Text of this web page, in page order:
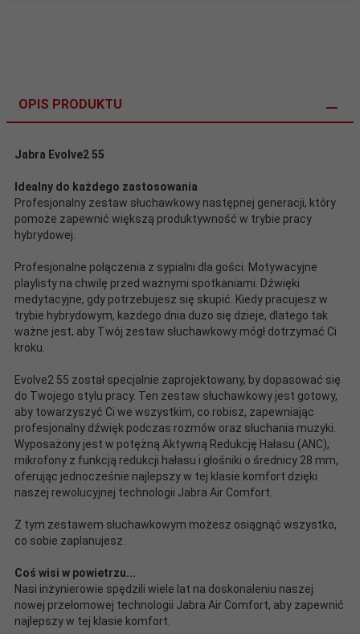
OPIS PRODUKTU
Jabra Evolve2 55
Idealny do każdego zastosowania
Profesjonalny zestaw słuchawkowy następnej generacji, który
pomoże zapewnić większą produktywność w trybie pracy
hybrydowej.
Profesjonalne połączenia z sypialni dla gości. Motywacyjne
playlisty na chwilę przed ważnymi spotkaniami. Dźwięki
medytacyjne, gdy potrzebujesz się skupić. Kiedy pracujesz w
trybie hybrydowym, każdego dnia dużo się dzieje, dlatego tak
ważne jest, aby Twój zestaw słuchawkowy mógł dotrzymać Ci
kroku.
Evolve2 55 został specjalnie zaprojektowany, by dopasować się
do Twojego stylu pracy. Ten zestaw słuchawkowy jest gotowy,
aby towarzyszyć Ci we wszystkim, co robisz, zapewniając
profesjonalny dźwięk podczas rozmów oraz słuchania muzyki.
Wyposażony jest w potężną Aktywną Redukcję Hałasu (ANC),
mikrofony z funkcją redukcji hałasu i głośniki o średnicy 28 mm,
oferując jednocześnie najlepszy w tej klasie komfort dzięki
naszej rewolucyjnej technologii Jabra Air Comfort.
Z tym zestawem słuchawkowym możesz osiągnąć wszystko,
co sobie zaplanujesz.
Coś wisi w powietrzu...
Nasi inżynierowie spędzili wiele lat na doskonaleniu naszej
nowej przełomowej technologii Jabra Air Comfort, aby zapewnić
najlepszy w tej klasie komfort.